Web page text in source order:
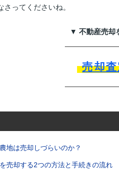
さってくださいね。
▼ 不動産売却
売却
地は売却しづらいのか？
売却する2つの方法と手続きの流れ